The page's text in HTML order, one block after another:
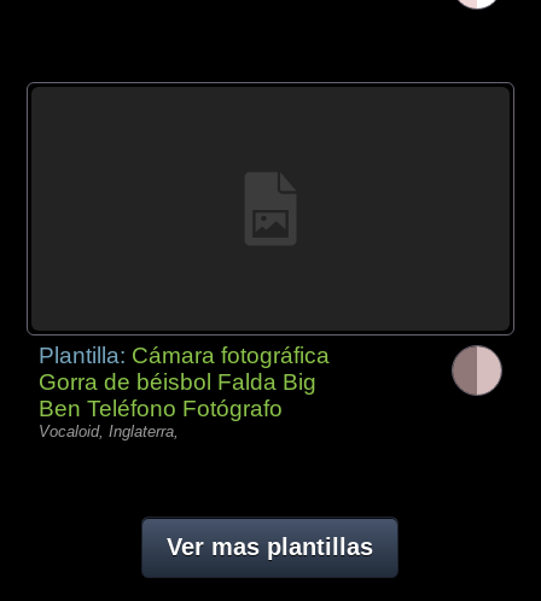
Plantilla: Cámara fotográfica
Gorra de béisbol Falda Big
Ben Teléfono Fotógrafo
Vocaloid, Inglaterra,
Ver mas plantillas